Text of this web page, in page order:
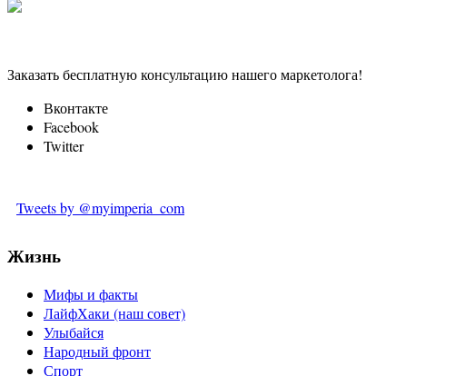
Заказать бесплатную консультацию нашего маркетолога!
Вконтакте
Facebook
Twitter
Tweets by @myimperia_com
Жизнь
Мифы и факты
ЛайфХаки (наш совет)
Улыбайся
Народный фронт
Спорт